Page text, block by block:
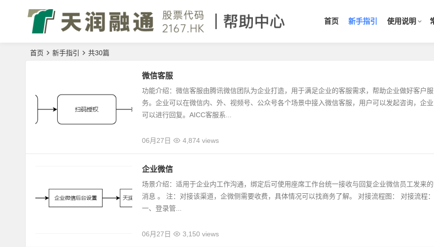
首页 新手指引 使用说明
首页 新手指引 共30篇
微信客服
功能介绍：微信客服由腾讯微信团队为企业打造，用于满足企业的客服需求，帮助企业做好客户服
务。企业可以在微信内、外、视频号、公众号各个场景中接入微信客服，用户可以发起咨询，企业
可以进行回复。AICC客服系...
06月27日 4,874 views
企业微信
场景介绍：适用于企业内工作沟通，绑定后可使用座席工作台统一接收与回复企业微信员工发来的
消息 。 注：对接该渠道，企微侧需要收费，具体情况可以找商务了解。 对接流程图： 对接流程：
一、登录管...
06月27日 3,150 views